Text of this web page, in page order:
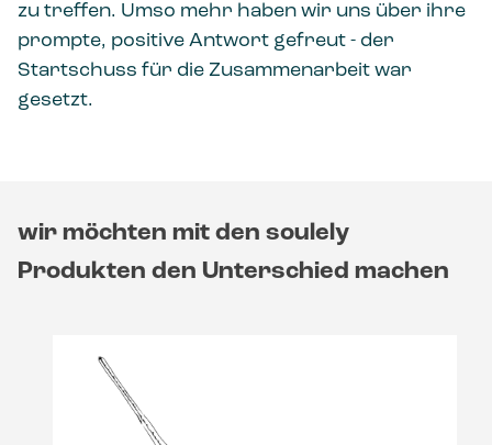
zu treffen. Umso mehr haben wir uns über ihre
prompte, positive Antwort gefreut - der
Startschuss für die Zusammenarbeit war
gesetzt.
wir möchten mit den soulely
Produkten den Unterschied machen